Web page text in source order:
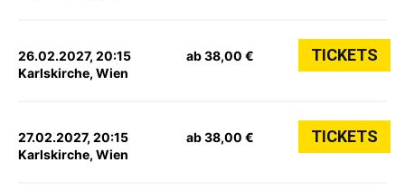
26.02.2027, 20:15
Karlskirche, Wien
ab 38,00 € TICKETS
27.02.2027, 20:15
Karlskirche, Wien
ab 38,00 € TICKETS